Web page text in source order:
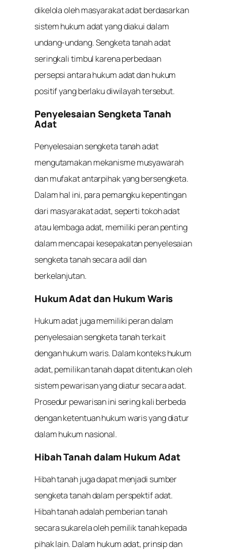
dikelola oleh masyarakat adat berdasarkan
sistem hukum adat yang diakui dalam
undang-undang. Sengketa tanah adat
seringkali timbul karena perbedaan
persepsi antara hukum adat dan hukum
positif yang berlaku diwilayah tersebut.
Penyelesaian Sengketa Tanah
Adat
Penyelesaian sengketa tanah adat
mengutamakan mekanisme musyawarah
dan mufakat antarpihak yang bersengketa.
Dalam hal ini, para pemangku kepentingan
dari masyarakat adat, seperti tokoh adat
atau lembaga adat, memiliki peran penting
dalam mencapai kesepakatan penyelesaian
sengketa tanah secara adil dan
berkelanjutan.
Hukum Adat dan Hukum Waris
Hukum adat juga memiliki peran dalam
penyelesaian sengketa tanah terkait
dengan hukum waris. Dalam konteks hukum
adat, pemilikan tanah dapat ditentukan oleh
sistem pewarisan yang diatur secara adat.
Prosedur pewarisan ini sering kali berbeda
dengan ketentuan hukum waris yang diatur
dalam hukum nasional.
Hibah Tanah dalam Hukum Adat
Hibah tanah juga dapat menjadi sumber
sengketa tanah dalam perspektif adat.
Hibah tanah adalah pemberian tanah
secara sukarela oleh pemilik tanah kepada
pihak lain. Dalam hukum adat, prinsip dan